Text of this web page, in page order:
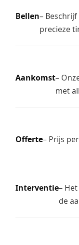
Bellen–
precieze
Aankomst–
met
Offerte– Prijs
Interventie–
de